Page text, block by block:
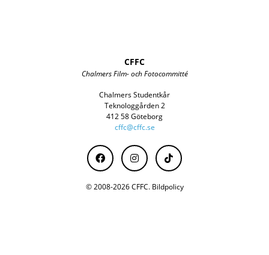
CFFC
Chalmers Film- och Fotocommitté
Chalmers Studentkår
Teknologgården 2
412 58 Göteborg
cffc@cffc.se
© 2008-2026 CFFC. Bildpolicy